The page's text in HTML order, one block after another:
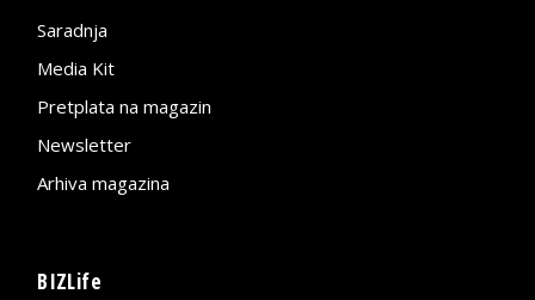
Saradnja
Media Kit
Pretplata na magazin
Newsletter
Arhiva magazina
BIZLife